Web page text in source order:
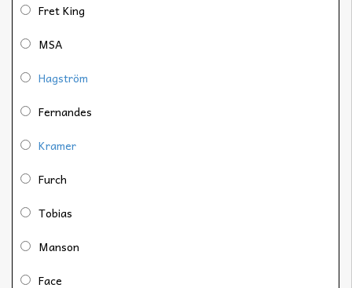
Fret King
MSA
Hagström
Fernandes
Kramer
Furch
Tobias
Manson
Face